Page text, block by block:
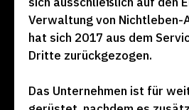
Verwaltung von
hat sich 2017 aus dem
Dritte zurückgezogen.
Das Unternehmen ist für